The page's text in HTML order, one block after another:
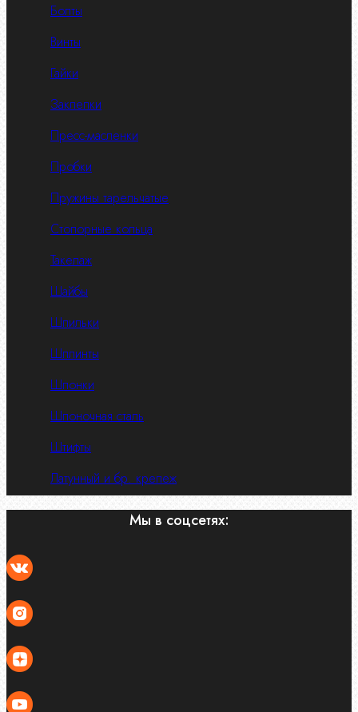
Болты
Винты
Гайки
Заклепки
Пресс-масленки
Пробки
Пружины тарельчатые
Стопорные кольца
Такелаж
Шайбы
Шпильки
Шплинты
Шпонки
Шпоночная сталь
Штифты
Латунный и бр. крепеж
Мы в соцсетях: